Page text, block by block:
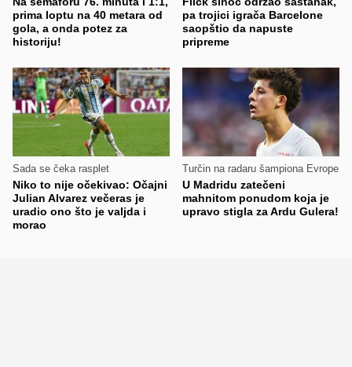
prima loptu na 40 metara od
gola, a onda potez za
historiju!
pa trojici igrača Barcelone
saopštio da napuste
pripreme
Sada se čeka rasplet
Niko to nije očekivao: Očajni
Julian Alvarez večeras je
uradio ono što je valjda i
morao
Turčin na radaru šampiona Evrope
U Madridu zatečeni
mahnitom ponudom koja je
upravo stigla za Ardu Gulera!